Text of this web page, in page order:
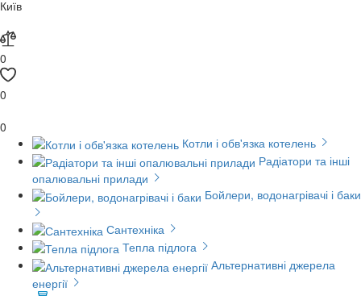
Київ
0
0
0
Котли і обв'язка котелень
Радіатори та інші
опалювальні прилади
Бойлери, водонагрівачі і баки
Сантехніка
Тепла підлога
Альтернативні джерела
енергії